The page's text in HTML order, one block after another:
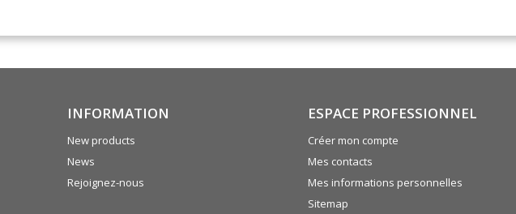
INFORMATION
New products
News
Rejoignez-nous
ESPACE PROFESSIONNEL
Créer mon compte
Mes contacts
Mes informations personnelles
Sitemap